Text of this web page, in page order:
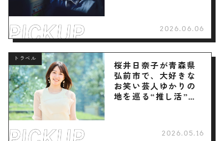
2026.06.06
トラベル
桜井日奈子が青森県
弘前市で、大好きな
お笑い芸人ゆかりの
地を巡る“推し活”旅
2026.05.16